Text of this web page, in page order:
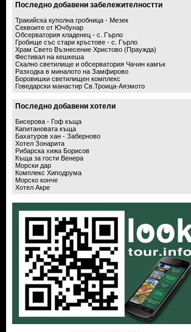
Последно добавени забележителностти
Тракийска куполна гробница - Мезек
Секвоите от Ючбунар
Обсерватория кладенец - с. Гърло
Гробище със стари кръстове - с. Гърло
Храм Свето Възнесение Христово (Праужда)
Фестивал на кешкеша
Скално светилище и обсерватория Чачин камък
Разходка в миналото на Замфирово
Боровишки светилищен комплекс
Говедарски манастир Св.Троица-Аязмото
Последно добавени хотели
Бисерова - Гоф къща
Капитановата къща
Бахатуров хан - Заберново
Хотел Зонарита
Рибарска хижа Борисов
Къща за гости Венера
Морски дар
Комплекс Хиподрума
Морско конче
Хотел Акре